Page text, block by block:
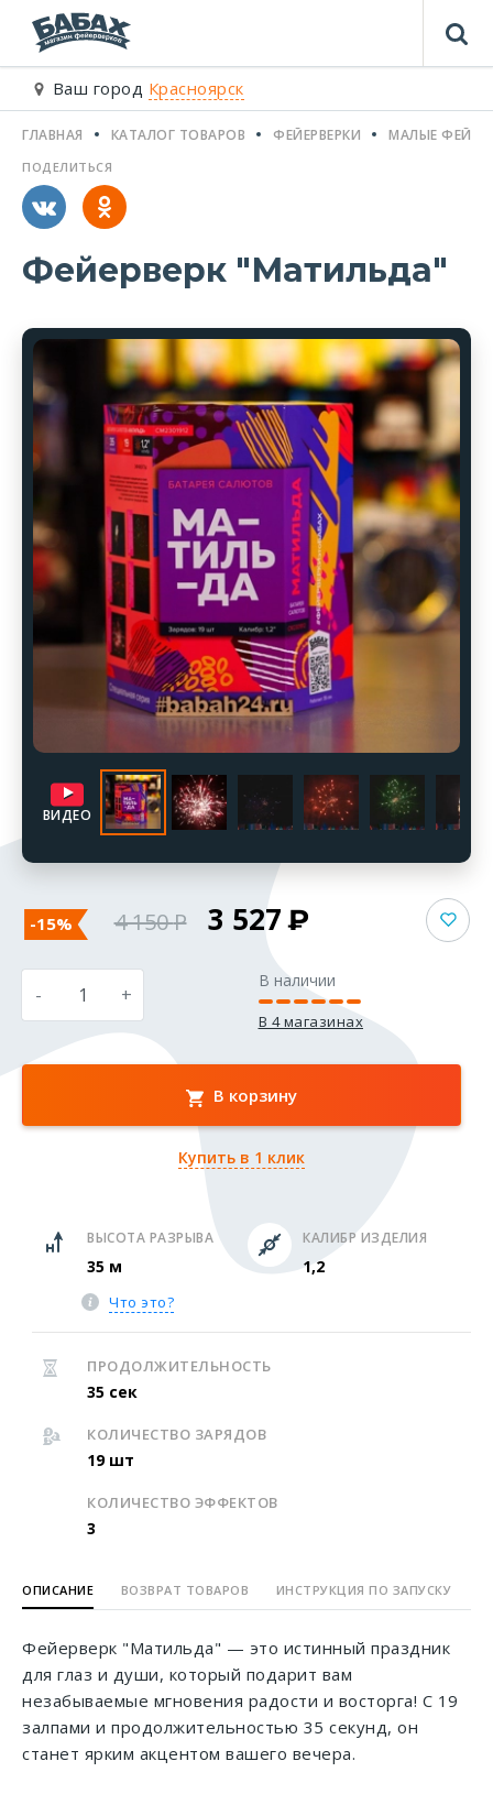
Ваш город Красноярск
ГЛАВНАЯ КАТАЛОГ ТОВАРОВ ФЕЙЕРВЕРКИ МАЛЫЕ
Фейерверк "Матильда"
ПОДЕЛИТЬСЯ
ВИДЕО
-15% 4 150 3 527
- +
В наличии
В 4 магазинах
В корзину
Купить в 1 клик
ВЫСОТА РАЗРЫВА
35 м
КАЛИБР ИЗДЕЛИЯ
1,2
Что это?
ПРОДОЛЖИТЕЛЬНОСТЬ
35 сек
КОЛИЧЕСТВО ЗАРЯДОВ
19 шт
КОЛИЧЕСТВО ЭФФЕКТОВ
3
ОПИСАНИЕ ВОЗВРАТ ТОВАРОВ ИНСТРУКЦИЯ ПО ЗАПУСКУ
Фейерверк "Матильда" — это истинный праздник
для глаз и души, который подарит вам
незабываемые мгновения радости и восторга! С 19
залпами и продолжительностью 35 секунд, он
станет ярким акцентом вашего вечера.